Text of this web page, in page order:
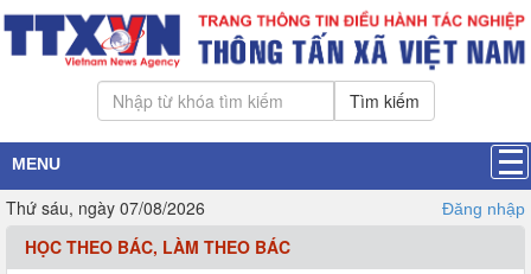
Tìm kiếm
MENU
Thứ sáu, ngày 07/08/2026 Đăng nhập
HỌC THEO BÁC, LÀM THEO BÁC